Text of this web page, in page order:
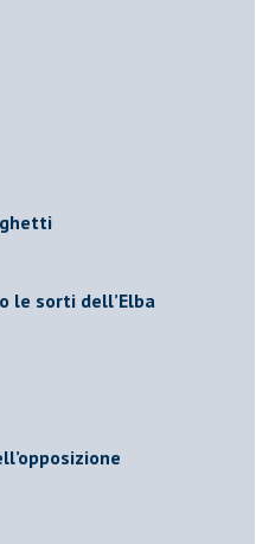
le sorti dell’Elba